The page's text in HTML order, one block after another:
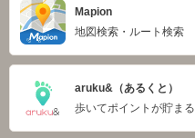
Mapion
地図検索・ルート検索
aruku&（あるくと）
歩いてポイントが貯まる